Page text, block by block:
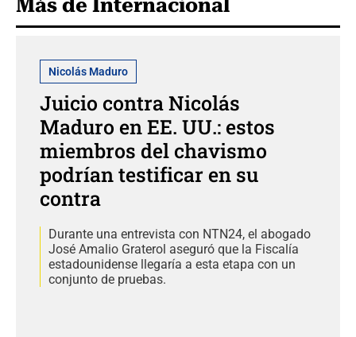
Más de Internacional
Nicolás Maduro
Juicio contra Nicolás
Maduro en EE. UU.: estos
miembros del chavismo
podrían testificar en su
contra
Durante una entrevista con NTN24, el abogado
José Amalio Graterol aseguró que la Fiscalía
estadounidense llegaría a esta etapa con un
conjunto de pruebas.